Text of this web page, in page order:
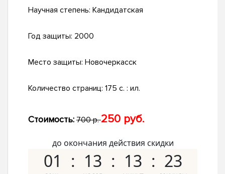
Научная степень: Кандидатская
Год защиты: 2000
Место защиты: Новочеркасск
Количество страниц: 175 с. : ил.
Стоимость: 700 р.250 руб.
до окончания действия скидки
01 13 13 22